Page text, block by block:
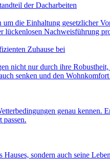
der Dacharbeiten
die Einhaltung gesetzlicher
lückenlosen Nachweisführung
Zuhause bei
nicht nur durch ihre
senken und den
genau
sondern auch seine